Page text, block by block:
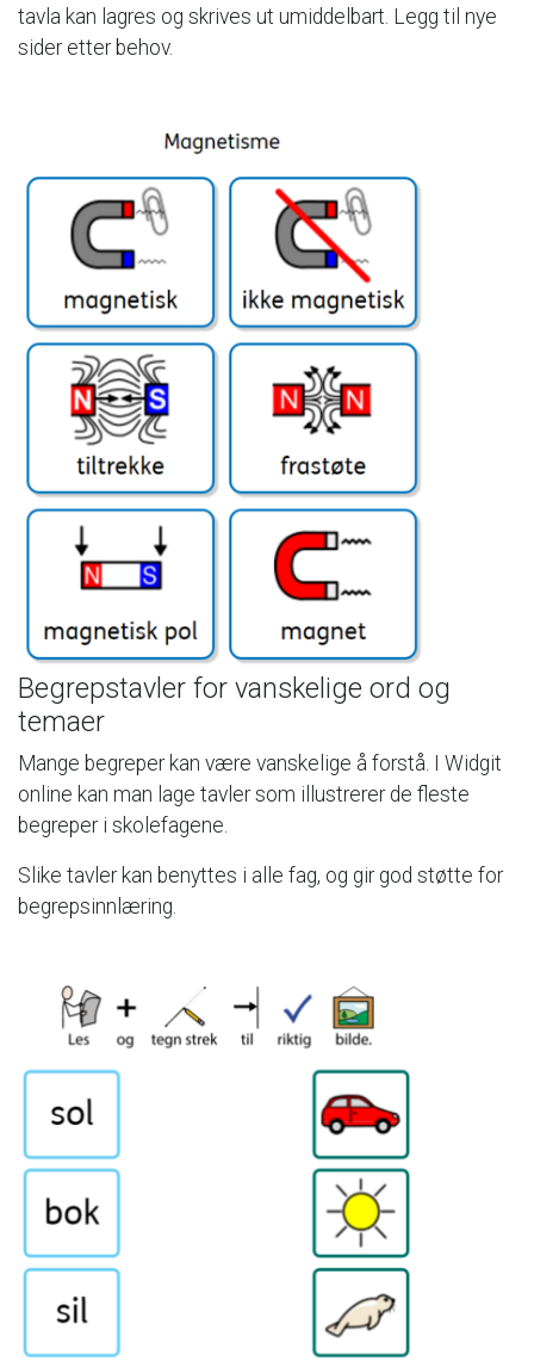
tavla kan lagres og skrives ut umiddelbart. Legg til nye
sider etter behov.
Begrepstavler for vanskelige ord og
temaer
Mange begreper kan være vanskelige å forstå.
Widgit
online kan man lage tavler som illustrerer de fleste
begreper i skolefagene.
Slike tavler kan benyttes i alle fag, og gir god støtte for
begrepsinnlæring.